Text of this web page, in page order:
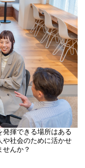
ージでお送りいたし
能性があります
のリアルをお伝えしま
感を語る！代表・社員
揮できる場所はある
や社会のために活かせ
せんか？